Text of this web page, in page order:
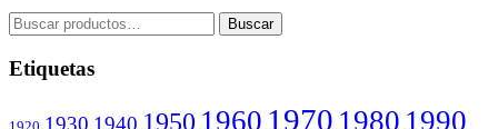
Buscar
por:
Buscar
Etiquetas
1930 1940 1950 1960 1970 1980 1990